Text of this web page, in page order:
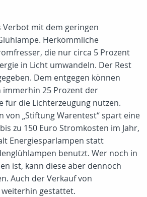
Verbot mit dem geringen
Herkömmliche
die nur circa 5 Prozent
in Licht umwandeln. Der Rest
Dem entgegen können
immerhin 25 Prozent der
für die Lichterzeugung nutzen.
von „Stiftung Warentest“ spart eine
zu 150 Euro Stromkosten im Jahr,
Energiesparlampen statt
benutzt. Wer noch in
ist, kann diese aber dennoch
Auch der Verkauf von
gestattet.